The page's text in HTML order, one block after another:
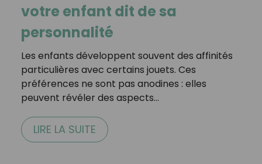
votre enfant dit de sa
personnalité
Les enfants développent souvent des affinités
particulières avec certains jouets. Ces
préférences ne sont pas anodines : elles
peuvent révéler des aspects…
LIRE LA SUITE